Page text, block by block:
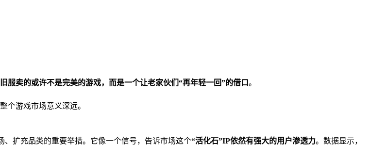
服卖的或许不是完美的游戏，而是一个让老家伙们“再年轻一回”的借口。
个游戏市场意义深远。
、扩充品类的重要举措。它像一个信号，告诉市场这个“活化石”IP依然有强大的用户渗透力。数据显示，